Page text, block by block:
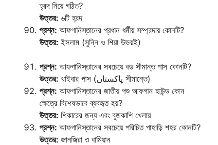
হ্রদ নিয়ে গঠিত?
উত্তর: ৬টি হ্রদ
প্রশ্ন: আফগানিস্তানের প্রধান ধর্মীয় সম্প্রদায় কোনটি?
উত্তর: ইসলাম (সুন্নি ও শিয়া উভয়ই)
প্রশ্ন: আফগানিস্তানের সবচেয়ে বড় সীমান্ত পাস কোনটি?
উত্তর:
খাইবার পাস (پاکستان সীমান্তে)
প্রশ্ন: আফগানিস্তানের জাতীয় পশু আফগান হাউন্ড কোন
ক্ষেত্রে বিশেষভাবে ব্যবহৃত হয়?
উত্তর: শিকারের জন্য এবং বুজকাশি খেলায়
প্রশ্ন: আফগানিস্তানের সবচেয়ে পরিচিত পাহাড়ি শহর কোনটি?
উত্তর: জানজিরা ও বামিয়ান